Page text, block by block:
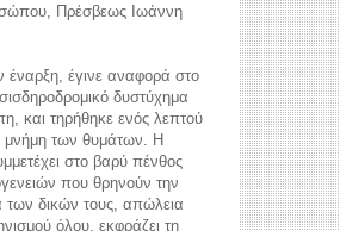
Πρέσβεως Ιωάννη
έναρξη, έγινε αναφορά στο
δυστύχημα
και τηρήθηκε ενός λεπτού
μνήμη των θυμάτων. Η
στο βαρύ πένθος
που θρηνούν την
των δικών τους, απώλεια
όλου, εκφράζει τη